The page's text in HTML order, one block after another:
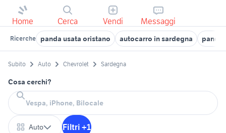
Home Cerca Vendi Messaggi
Ricerche panda usata oristano autocarro in sardegna panda
Subito Auto Chevrolet Sardegna
Cosa cerchi?
Auto Filtri +1